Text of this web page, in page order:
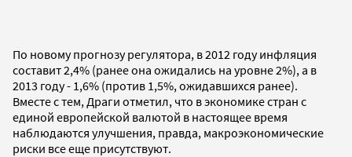
По новому прогнозу регулятора, в 2012 году инфляция
составит 2,4% (ранее она ожидались на уровне 2%), а в
2013 году - 1,6% (против 1,5%, ожидавшихся ранее).
Вместе с тем, Драги отметил, что в экономике стран с
единой европейской валютой в настоящее время
наблюдаются улучшения, правда, макроэкономические
риски все еще присутствуют.